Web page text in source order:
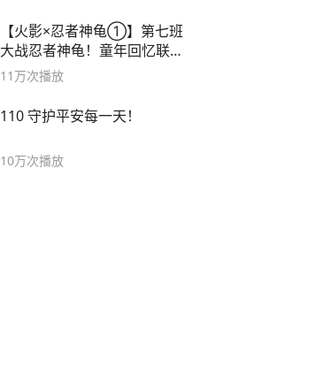
【火影×忍者神龟①】第七班
大战忍者神龟！童年回忆联动
论武？
11万次播放
110 守护平安每一天！
10万次播放